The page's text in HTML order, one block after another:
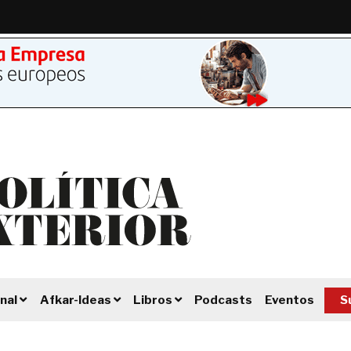
Afkar-Ideas Libros Podcasts Eventos